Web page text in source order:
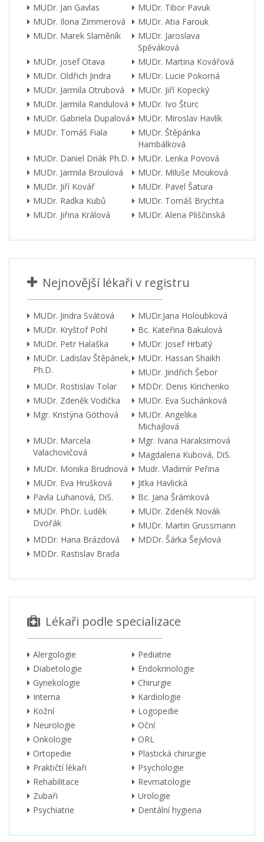
MUDr. Jan Gavlas
MUDr. Tibor Pavuk
MUDr. Ilona Zimmerová
MUDr. Atia Farouk
MUDr. Marek Slaměník
MUDr. Jaroslava
Spěváková
MUDr. Josef Otava
MUDr. Martina Kovářová
MUDr. Oldřich Jindra
MUDr. Lucie Pokorná
MUDr. Jarmila Otrubová
MUDr. Jiří Kopecký
MUDr. Jarmila Randulová
MUDr. Ivo Šturc
MUDr. Gabriela Dupalová
MUDr. Miroslav Havlík
MUDr. Tomáš Fiala
MUDr. Štěpánka
Hambálková
MUDr. Daniel Driák Ph.D.
MUDr. Lenka Povová
MUDr. Jarmila Broulová
MUDr. Miluše Mouková
MUDr. Jiří Kovář
MUDr. Pavel Šatura
MUDr. Radka Kubů
MUDr. Tomáš Brychta
MUDr. Jiřina Králová
MUDr. Alena Pliščinská
Nejnovější lékaři v registru
MUDr. Jindra Svátová
MUDr.Jana Holoubková
MUDr. Kryštof Pohl
Bc. Kateřina Bakulová
MUDr. Petr Halaška
MUDr. Josef Hrbatý
MUDr. Ladislav Štěpánek,
Ph.D.
MUDr. Hassan Shaikh
MUDr. Jindřich Šebor
MUDr. Rostislav Tolar
MDDr. Denis Kirichenko
MUDr. Zdeněk Vodička
MUDr. Eva Suchánková
Mgr. Kristýna Göthová
MUDr. Angelika
Michajlová
MUDr. Marcela
Valachovičová
Mgr. Ivana Haraksimová
Magdalena Kubová, DiS.
MUDr. Monika Brudnová
Mudr. Vladimír Peřina
MUDr. Eva Hrušková
Jitka Havlická
Pavla Luhanová, DiS.
Bc. Jana Šrámková
MUDr. PhDr. Luděk
Dvořák
MUDr. Zdeněk Novák
MUDr. Martin Grussmann
MDDr. Hana Brázdová
MDDr. Šárka Šejvlová
MDDr. Rastislav Brada
Lékaři podle specializace
Alergologie
Pediatrie
Diabetologie
Endokrinologie
Gynekologie
Chirurgie
Interna
Kardiologie
Kožní
Logopedie
Neurologie
Oční
Onkologie
ORL
Ortopedie
Plastická chirurgie
Praktičtí lékaři
Psychologie
Rehabilitace
Revmatologie
Zubaři
Urologie
Psychiatrie
Dentální hygiena